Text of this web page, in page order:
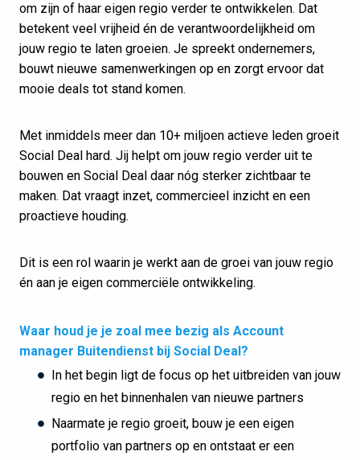
om zijn of haar eigen regio verder te ontwikkelen. Dat
betekent veel vrijheid én de verantwoordelijkheid om
jouw regio te laten groeien. Je spreekt ondernemers,
bouwt nieuwe samenwerkingen op en zorgt ervoor dat
mooie deals tot stand komen.
Met inmiddels meer dan 10+ miljoen actieve leden groeit
Social Deal hard. Jij helpt om jouw regio verder uit te
bouwen en Social Deal daar nóg sterker zichtbaar te
maken. Dat vraagt inzet, commercieel inzicht en een
proactieve houding.
Dit is een rol waarin je werkt aan de groei van jouw regio
én aan je eigen commerciële ontwikkeling.
Waar houd je je zoal mee bezig als Account
manager Buitendienst bij Social Deal?
In het begin ligt de focus op het uitbreiden van jouw
regio en het binnenhalen van nieuwe partners
Naarmate je regio groeit, bouw je een eigen
portfolio van partners op en ontstaat er een